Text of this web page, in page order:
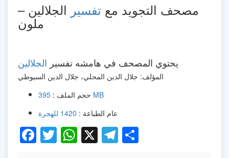
مصحف التجويد مع تفسير الجلالين –
ملون
يحتوي المصحف في هامشه تفسير الجلالين
المؤلف: جلال الدين المحلي، جلال الدين السيوطي
حجم الملف : 395 MB
عام الطباعة : 1420 للهجرة
Facebook
Twitter
WhatsApp
X Telegram